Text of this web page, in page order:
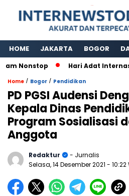
HOME JAKARTA BOGOR
Nonstop Hari Adat
Home / Bogor / Pendidikan
PD PGSI Audensi
Kepala Dinas
Program Sosialisasi
Anggota
Redaktur
- Jurnalis
Selasa, 14 Desember 2021 - 10:22